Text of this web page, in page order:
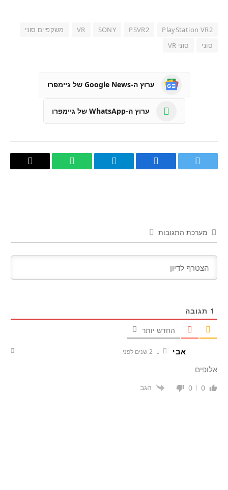
PlayStation VR2
PSVR2
SONY
VR
משקפיים סוני
סוני
סוני VR
ערוץ ה-Google News של גיימפרו
ערוץ ה-WhatsApp של גיימפרו
טוויטר פייסבוק Telegram
WhatsApp העתק
מערכת התגובות
1 תגובה
החדש יותר
אבי
אלופים
0
0 הגב